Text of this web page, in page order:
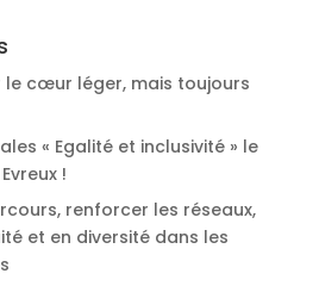
le cœur léger, mais toujours
« Egalité et inclusivité » le
!
renforcer les réseaux,
et en diversité dans les